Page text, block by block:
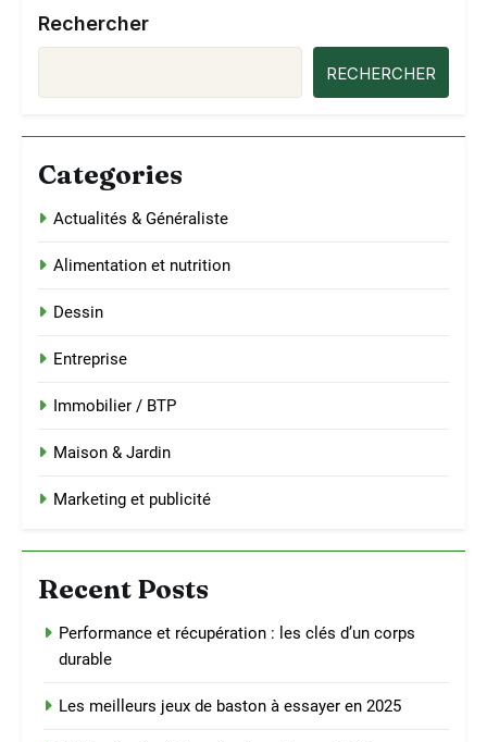
Rechercher
RECHERCHER
Categories
Actualités & Généraliste
Alimentation et nutrition
Dessin
Entreprise
Immobilier / BTP
Maison & Jardin
Marketing et publicité
Recent Posts
Performance et récupération : les clés d’un corps
durable
Les meilleurs jeux de baston à essayer en 2025